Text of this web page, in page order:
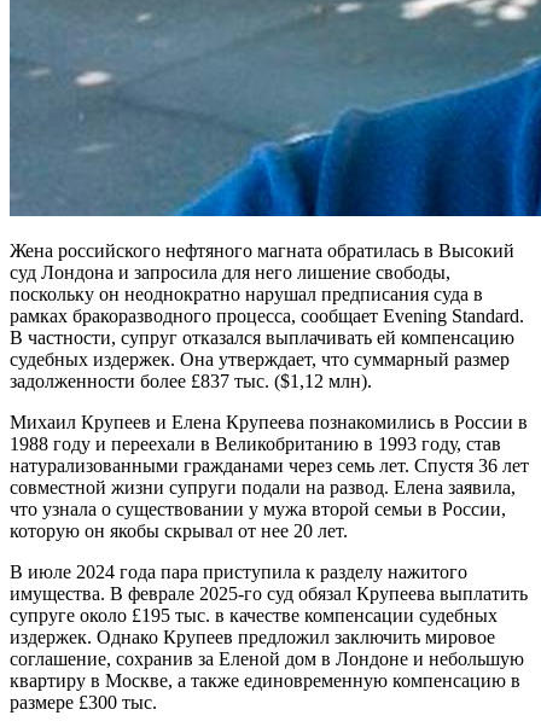
Жена российского нефтяного магната обратилась в Высокий
суд Лондона и запросила для него лишение свободы,
поскольку он неоднократно нарушал предписания суда в
рамках бракоразводного процесса, сообщает Evening Standard.
В частности, супруг отказался выплачивать ей компенсацию
судебных издержек. Она утверждает, что суммарный размер
задолженности более £837 тыс. ($1,12 млн).
Михаил Крупеев и Елена Крупеева познакомились в России в
1988 году и переехали в Великобританию в 1993 году, став
натурализованными гражданами через семь лет. Спустя 36 лет
совместной жизни супруги подали на развод. Елена заявила,
что узнала о существовании у мужа второй семьи в России,
которую он якобы скрывал от нее 20 лет.
В июле 2024 года пара приступила к разделу нажитого
имущества. В феврале 2025-го суд обязал Крупеева выплатить
супруге около £195 тыс. в качестве компенсации судебных
издержек. Однако Крупеев предложил заключить мировое
соглашение, сохранив за Еленой дом в Лондоне и небольшую
квартиру в Москве, а также единовременную компенсацию в
размере £300 тыс.